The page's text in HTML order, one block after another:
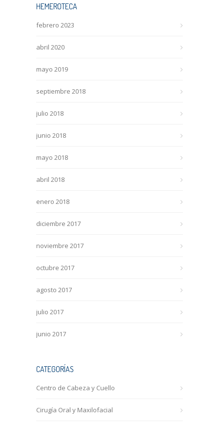
HEMEROTECA
febrero 2023
abril 2020
mayo 2019
septiembre 2018
julio 2018
junio 2018
mayo 2018
abril 2018
enero 2018
diciembre 2017
noviembre 2017
octubre 2017
agosto 2017
julio 2017
junio 2017
CATEGORÍAS
Centro de Cabeza y Cuello
Cirugía Oral y Maxilofacial